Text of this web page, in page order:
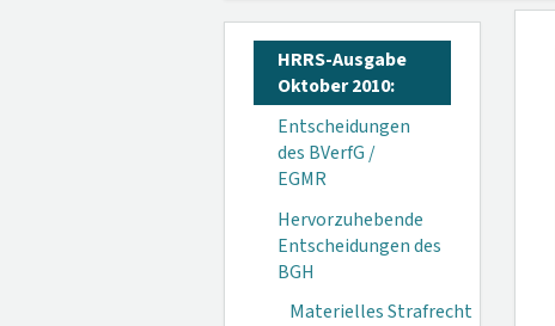
HRRS-Ausgabe
Oktober 2010:
Entscheidungen
des BVerfG /
EGMR
Hervorzuhebende
Entscheidungen des
BGH
Materielles Strafrecht